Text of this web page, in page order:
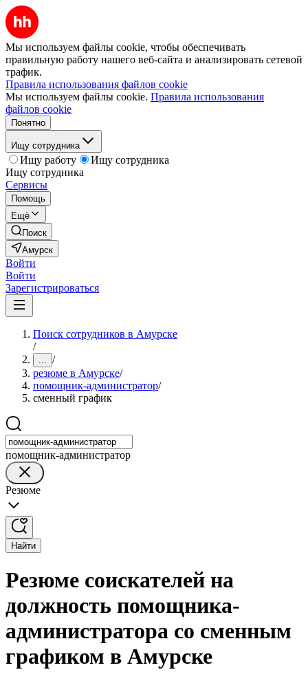
Мы используем файлы cookie, чтобы обеспечивать
правильную работу нашего веб-сайта и анализировать сетевой
трафик.
Правила использования файлов cookie
Мы используем файлы cookie. Правила использования
файлов cookie
Понятно
Ищу сотрудника
Ищу работу
Ищу сотрудника
Ищу сотрудника
Сервисы
Помощь
Ещё
Поиск
Амурск
Войти
Войти
Зарегистрироваться
Поиск сотрудников в Амурске
/
... /
резюме в Амурске/
помощник-администратор/
сменный график
помощник-администратор
Резюме
Найти
Резюме соискателей на
должность помощника-
администратора со сменным
графиком в Амурске